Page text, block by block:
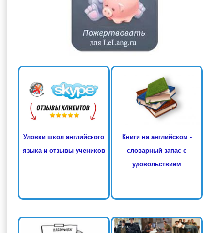
Уловки школ английского
языка и отзывы учеников
Книги на английском -
словарный запас с
удовольствием